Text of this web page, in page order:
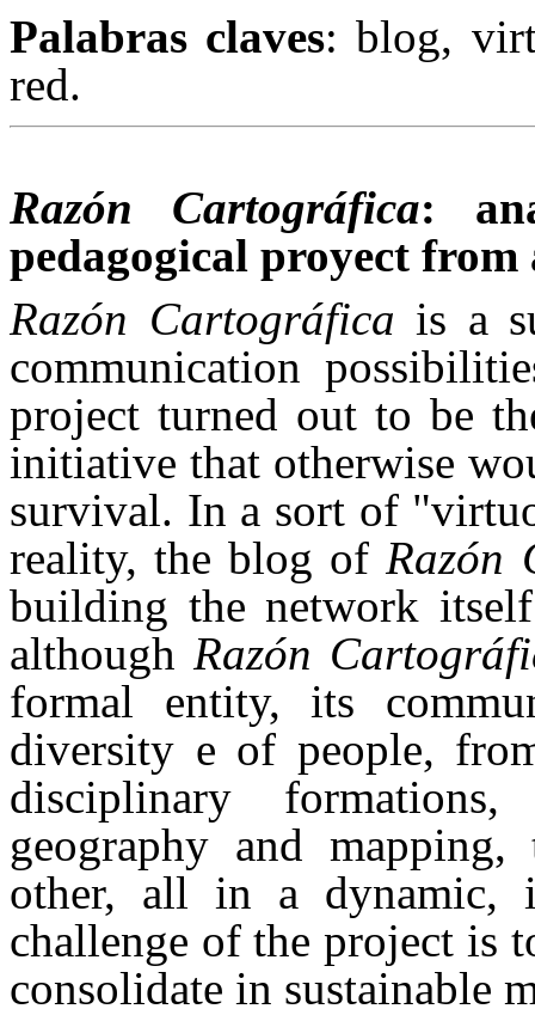
Palabras claves: blog,
red.
Razón Cartográfica:
pedagogical proyect
Razón Cartográfica is a
communication
project turned out to be
initiative that otherwise
survival. In a sort of
reality, the blog ofRazón
building the network
although Razón
formal entity, its
diversity e of people,
disciplinary
geography and
other, all in a dynamic,
challenge of the project is
consolidate in sustainable